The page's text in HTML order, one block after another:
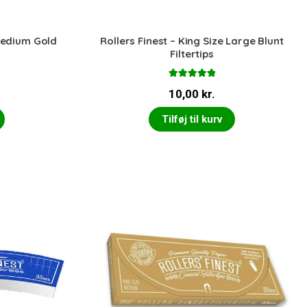
Gold
Rollers Finest – King Size Large Blunt
Filtertips
5.00ud af 5
10,00 kr.
Tilføj til kurv